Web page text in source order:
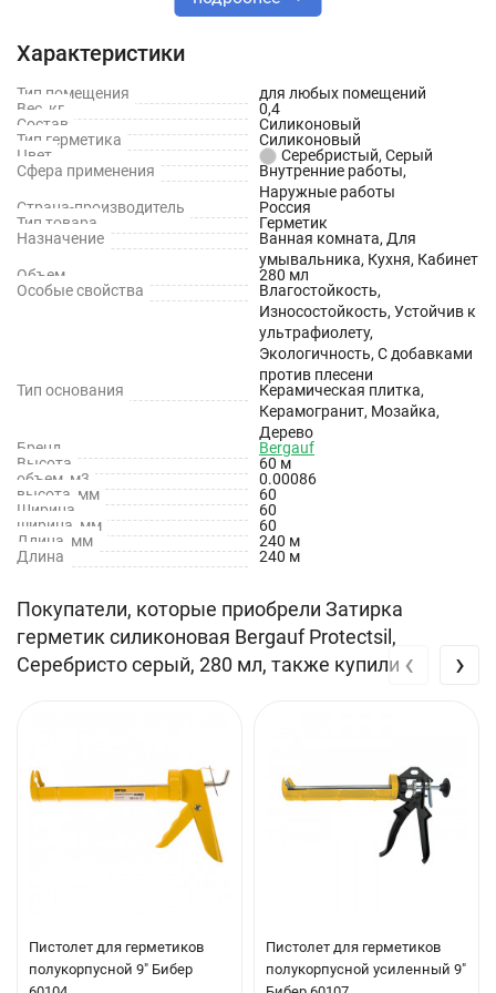
туалетах, сантехники для ванной и кухни.
Обладает устойчивостью к УФ-излучению, обеспечивает
длительную стойкость к плесени и грибку.
Свойства
100% силиконовый полимер
Твердеет под воздействием влажности
Технические характеристики
Состав: Силиконовый полимер кислотного отверждения
(Ацетокси силикон)
Способ нанесения: Пистолет
Морозостойкость: Да
Водонепроницаемость: Да
Цвет: Серый
50 мл: 10мм x 5мм
: 10мм x 10мм
Срок годности: 12 месяцев
Характеристики
Тип помещения
для любых помещений
Вес, кг
0,4
Состав
Силиконовый
Тип герметика
Силиконовый
Цвет
Серебристый, Серый
Сфера применения
Внутренние работы,
Наружные работы
Страна-производитель
Россия
Тип товара
Герметик
Назначение
Ванная комната, Для
умывальника, Кухня, Кабинет
Объем
280 мл
Особые свойства
Влагостойкость,
Износостойкость, Устойчив к
ультрафиолету,
Экологичность, С добавками
против плесени
Тип основания
Керамическая плитка,
Керамогранит, Мозайка,
Дерево
Бренд
Bergauf
Высота
60 м
объем, м3
0.00086
высота, мм
60
Ширина
60
ширина, мм
60
Длина, мм
240 м
Длина
240 м
Покупатели, которые приобрели Затирка
герметик силиконовая Bergauf Protectsil,
Серебристо серый, 280 мл, также купили
Пистолет для герметиков
полукорпусной 9" Бибер
Пистолет для герметиков
полукорпусной усиленный 9"
‹ ›